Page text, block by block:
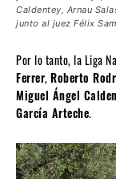
Caldentey, Arnau
junto al juez Félix
Por lo tanto, la Liga
Ferrer,Roberto
Miguel Ángel
García Arteche.